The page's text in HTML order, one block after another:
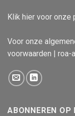
Klik hier voor onze
Voor onze
voorwaarden | roa-
ABONNEREN OP